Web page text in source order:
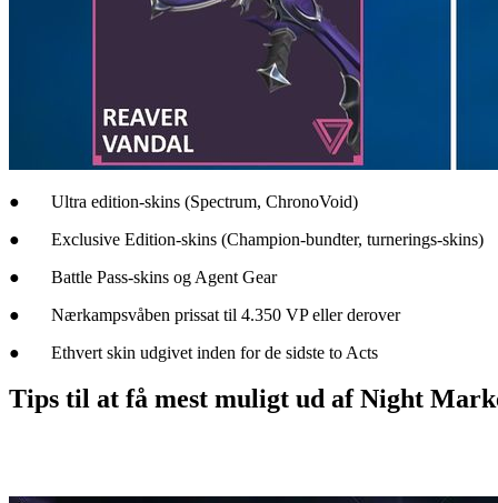
● Ultra edition-skins (Spectrum, ChronoVoid)
● Exclusive Edition-skins (Champion-bundter, turnerings-skins)
● Battle Pass-skins og Agent Gear
● Nærkampsvåben prissat til 4.350 VP eller derover
● Ethvert skin udgivet inden for de sidste to Acts
Tips til at få mest muligt ud af Night